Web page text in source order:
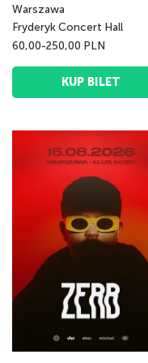
Warszawa
Fryderyk Concert Hall
60,00-250,00 PLN
KUP BILET